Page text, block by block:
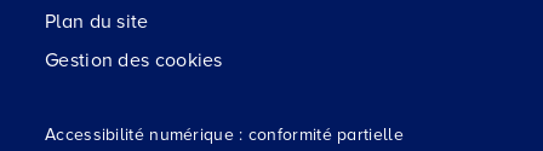
Plan du site
Gestion des cookies
Accessibilité numérique : conformité partielle